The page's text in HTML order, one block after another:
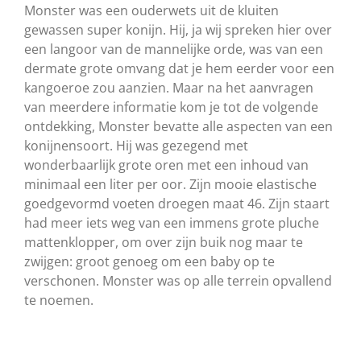
Monster was een ouderwets uit de kluiten
gewassen super konijn. Hij, ja wij spreken hier over
een langoor van de mannelijke orde, was van een
dermate grote omvang dat je hem eerder voor een
kangoeroe zou aanzien. Maar na het aanvragen
van meerdere informatie kom je tot de volgende
ontdekking, Monster bevatte alle aspecten van een
konijnensoort. Hij was gezegend met
wonderbaarlijk grote oren met een inhoud van
minimaal een liter per oor. Zijn mooie elastische
goedgevormd voeten droegen maat 46. Zijn staart
had meer iets weg van een immens grote pluche
mattenklopper, om over zijn buik nog maar te
zwijgen: groot genoeg om een baby op te
verschonen. Monster was op alle terrein opvallend
te noemen.